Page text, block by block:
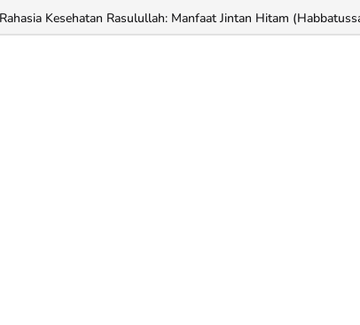
Rahasia Kesehatan Rasulullah: Manfaat Jintan Hitam